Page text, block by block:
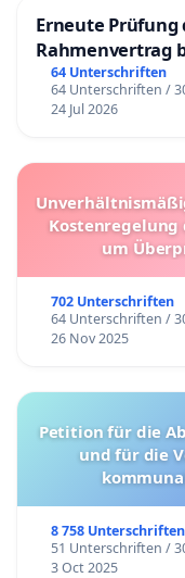
Erneute Prüfung
Rahmenvertrag
64 Unterschriften
64 Unterschriften /
24 Jul 2026
Kostenregelung
um
702 Unterschriften
64 Unterschriften /
26 Nov 2025
Petition für die Abschaffung der Tötungsstationen
und für die
8 758 Unterschriften
51 Unterschriften /
3 Oct 2025